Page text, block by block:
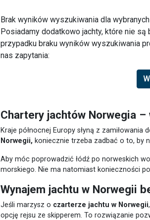
Brak wyników wyszukiwania dla
Posiadamy dodatkowo jachty, które nie
przypadku braku wyników wyszukiwania
nas zapytania:
Chartery jachtów Norwegia –
Kraje północnej Europy słyną z
Norwegii, koniecznie trzeba zadbać o to, by
Aby móc poprowadzić łódź po norweskich
morskiego. Nie ma natomiast konieczności
Wynajem jachtu w Norwegii
Jeśli marzysz o czarterze jachtu w Norwegii
opcję rejsu ze skipperem. To rozwiązanie